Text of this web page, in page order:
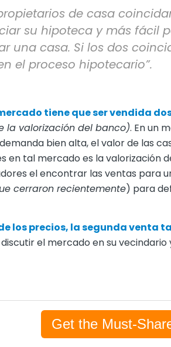
de casa
su hipoteca y más fácil
una casa. Si los dos
el proceso hipotecario”.
tiene que ser vendida
la valorización del banco). En un
bien alta, el valor de las
en tal mercado es la valorización
el encontrar las ventas para
cerraron recientemente) para
los precios, la segunda venta
el mercado en su
Get the Must-